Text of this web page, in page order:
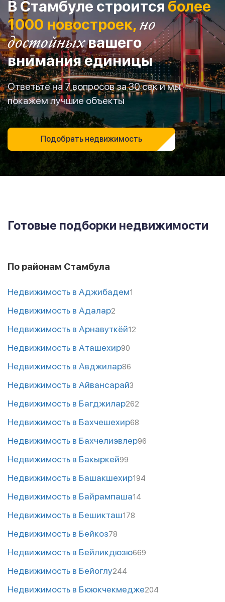
В Стамбуле строится более
1000 новостроек,но
достойныхвашего
внимания единицы
Ответьте на 7 вопросов за 30 сек и мы
покажем лучшие объекты
Подобрать недвижимость
Готовые подборки недвижимости
По районам Стамбула
Недвижимость в Аджибадем1
Недвижимость в Адалар2
Недвижимость в Арнавуткёй12
Недвижимость в Аташехир90
Недвижимость в Авджилар86
Недвижимость в Айвансарай3
Недвижимость в Багджилар262
Недвижимость в Бахчешехир68
Недвижимость в Бахчелиэвлер96
Недвижимость в Бакыркей99
Недвижимость в Башакшехир194
Недвижимость в Байрампаша14
Недвижимость в Бешикташ178
Недвижимость в Бейкоз78
Недвижимость в Бейликдюзю669
Недвижимость в Бейоглу244
Недвижимость в Бююкчекмедже204